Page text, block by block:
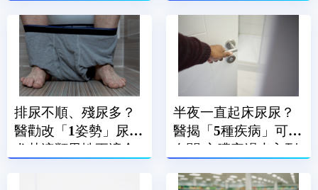
排尿不順、殘尿多？
醫勸改「1姿勢」尿尿
尤其這類男性更適合
半夜一直起床尿尿？
醫揭「5種疾病」可能
有關 心臟衰竭也入列